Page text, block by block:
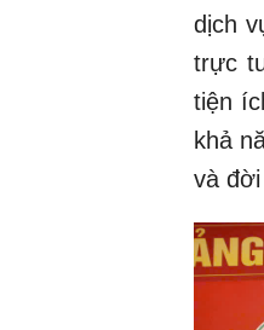
dịch
trực
tiện
khả
và